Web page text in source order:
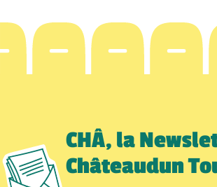
CHÂ, la
Châteaudun